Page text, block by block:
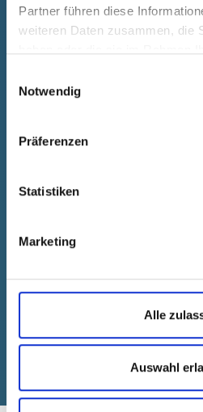
Partner führen diese
weiteren Daten zusammen, die
Notwendig
Präferenzen
Statistiken
Marketing
Alle
Auswahl
Wir transformieren
setzen derzeit bereits
Standorten aus: z.B.
und Firmenfahrzeuge